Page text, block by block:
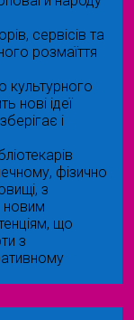
сервісів та
розмаїття
культурного
нові ідеї
і
фізично
з
новим
що
з